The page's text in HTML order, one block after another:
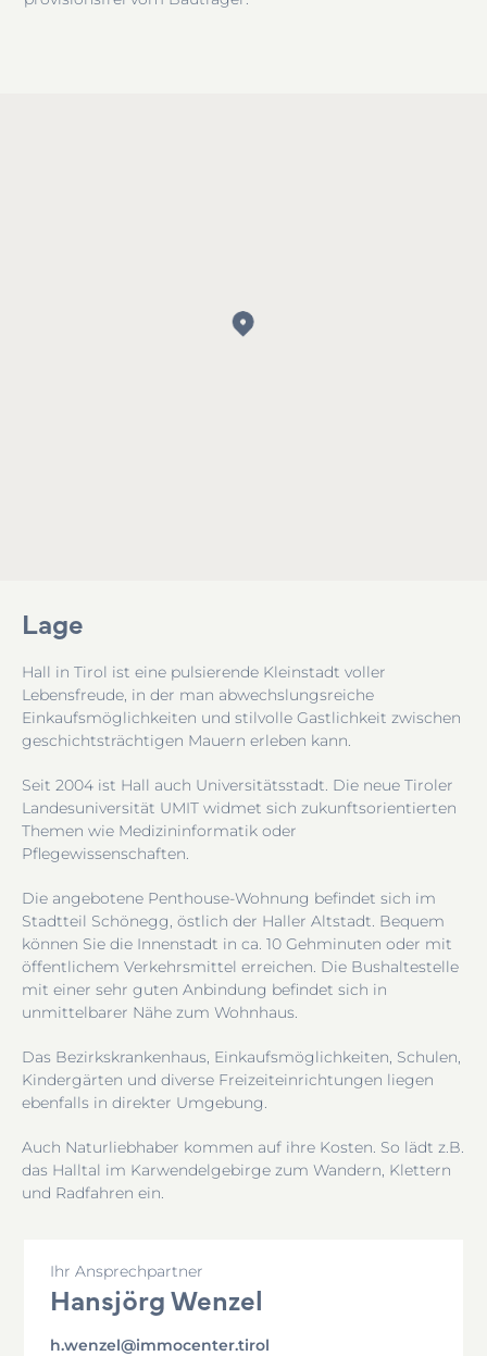
Lage
Hall in Tirol ist eine pulsierende Kleinstadt voller
Lebensfreude, in der man abwechslungsreiche
Einkaufsmöglichkeiten und stilvolle Gastlichkeit zwischen
geschichtsträchtigen Mauern erleben kann.
Seit 2004 ist Hall auch Universitätsstadt. Die neue Tiroler
Landesuniversität UMIT widmet sich zukunftsorientierten
Themen wie Medizininformatik oder
Pflegewissenschaften.
Die angebotene Penthouse-Wohnung befindet sich im
Stadtteil Schönegg, östlich der Haller Altstadt. Bequem
können Sie die Innenstadt in ca. 10 Gehminuten oder mit
öffentlichem Verkehrsmittel erreichen. Die Bushaltestelle
mit einer sehr guten Anbindung befindet sich in
unmittelbarer Nähe zum Wohnhaus.
Das Bezirkskrankenhaus, Einkaufsmöglichkeiten, Schulen,
Kindergärten und diverse Freizeiteinrichtungen liegen
ebenfalls in direkter Umgebung.
Auch Naturliebhaber kommen auf ihre Kosten. So lädt z.B.
das Halltal im Karwendelgebirge zum Wandern, Klettern
und Radfahren ein.
Ihr Ansprechpartner
Hansjörg Wenzel
h.wenzel@immocenter.tirol